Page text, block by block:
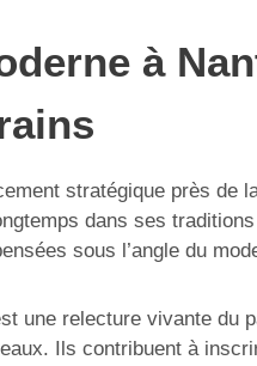
à
stratégique près de
dans ses
sous l’angle du
une relecture vivante du
Ils contribuent à